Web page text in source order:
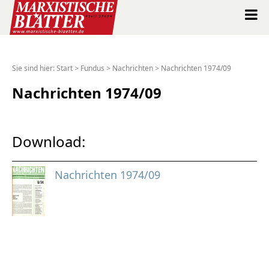
Shop
Abo
Spenden
Sie sind hier:Start > Fundus > Nachrichten > Nachrichten 1974/09
Nachrichten 1974/09
Download:
Nachrichten 1974/09